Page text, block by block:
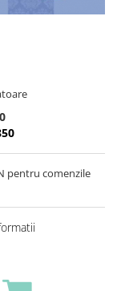
pentru comenzile